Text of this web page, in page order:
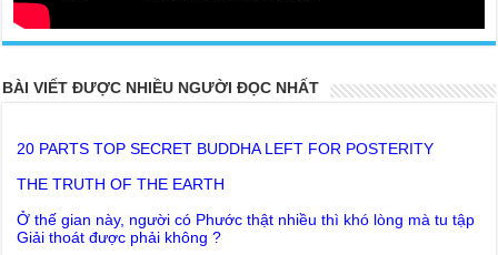
BÀI VIẾT ĐƯỢC NHIỀU NGƯỜI ĐỌC NHẤT
20 PARTS TOP SECRET BUDDHA LEFT FOR POSTERITY
Giải thoát được phải không ?
Lời khuyên của Trưởng Ban dành cho người tu Giác Ngộ & Giải
thoát